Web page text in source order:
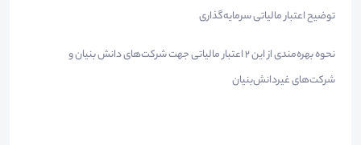
توضیح اعتبار مالیاتی سرمایه‌گذاری
نحوه بهره‌مندی از این 2 اعتبار مالیاتی جهت شرکت‌های دانش بنیان و
شرکت‌های غیردانش‌بنیان